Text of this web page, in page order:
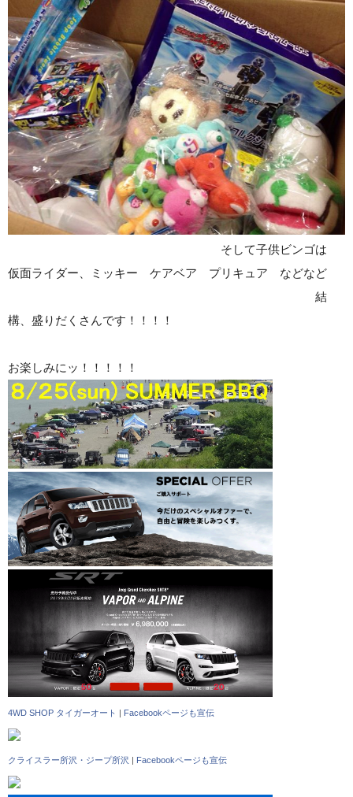
そして子供ビンゴは
仮面ライダー、ミッキー ケアベア プリキュア などなど
結
構、盛りだくさんです！！！！
お楽しみにッ！！！！！
4WD SHOP タイガーオート | Facebookページも宣伝
クライスラー所沢・ジープ所沢 | Facebookページも宣伝